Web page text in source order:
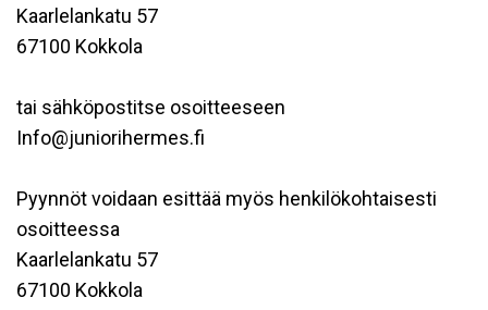
Kaarlelankatu 57
67100 Kokkola
tai sähköpostitse osoitteeseen
Info@juniorihermes.fi
Pyynnöt voidaan esittää myös henkilökohtaisesti
osoitteessa
Kaarlelankatu 57
67100 Kokkola